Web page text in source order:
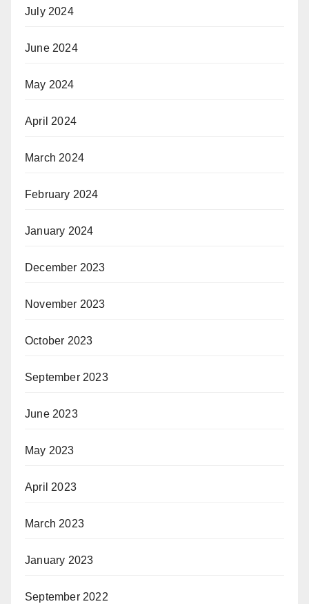
July 2024
June 2024
May 2024
April 2024
March 2024
February 2024
January 2024
December 2023
November 2023
October 2023
September 2023
June 2023
May 2023
April 2023
March 2023
January 2023
September 2022